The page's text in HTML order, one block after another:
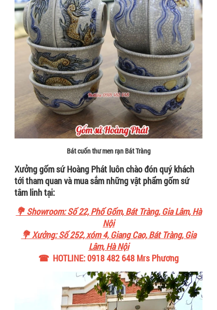
Bát cuốn thư men rạn Bát Tràng
Xưởng gốm sứ Hoàng Phát luôn chào đón quý khách
tới tham quan và mua sắm những vật phẩm gốm sứ
tâm linh tại:
💐 Showroom: Số 22, Phố Gốm, Bát Tràng, Gia Lâm, Hà
Nội
💐 Xưởng: Số 252, xóm 4, Giang Cao, Bát Tràng, Gia
Lâm, Hà Nội
☎ HOTLINE: 0918 482 648 Mrs Phương